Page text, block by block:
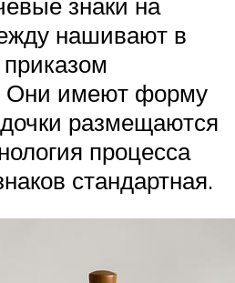
нашивают в
Они имеют форму
размещаются
процесса
стандартная.